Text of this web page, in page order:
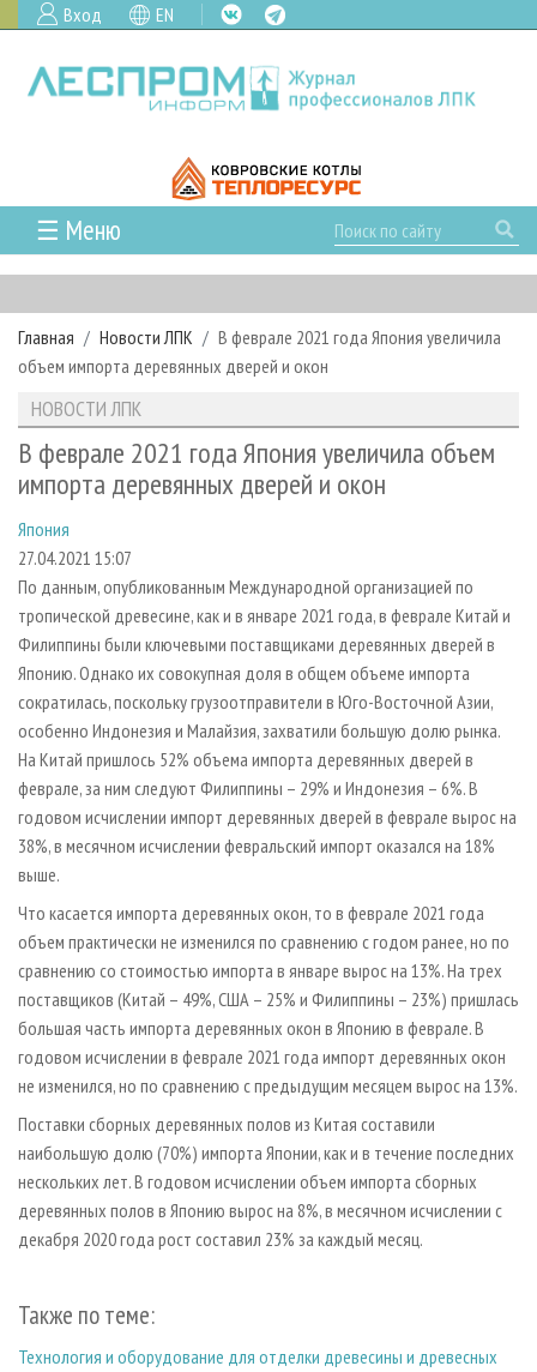
Вход EN
☰ Меню
ГЛАВНАЯ
РУБРИКИ И ТЕМЫ
РУБРИКИ ЖУРНАЛА
ЛЕСОЗАГОТОВКА
ЛЕСОПИЛЕНИЕ
СУШКА ДРЕВЕСИНЫ
ПРОИЗВОДСТВО ДРЕВЕСНЫХ ПЛИТ
ДЕРЕВЯННОЕ ДОМОСТРОЕНИЕ
ПРОИЗВОДСТВО МЕБЕЛИ
БИОЭНЕРГЕТИКА
ЦБП
ИНСТРУМЕНТ И МАТЕРИАЛЫ
НОВОСТИ
НОВОСТИ ЛПК
НОВОСТИ ЖУРНАЛА
ПРОЕКТЫ ЛПИ
АНАЛИТИКА
ПРЕДПРИЯТИЯ ЛПК
ПЕРСОНЫ
МОБИЛЬНЫЕ ВЫСТАВКИ
ОФИЦИАЛЬНЫЕ ДЕЛЕГАЦИИ
ПРИОРИТЕТНЫЕ ИНВЕСТПРОЕКТЫ
RUSSIAN FORESTRY REVIEW
ГАЗЕТА ЛЕСПРОМФОРУМ
БИБЛИОТЕКА СПЕЦИАЛИСТА
АРХИВ
АРХИВ ЖУРНАЛОВ
О ЖУРНАЛЕ
КОНТАКТЫ
РЕКЛАМОДАТЕЛЯМ
РЕКЛАМА
РЕКЛАМА НА САЙТЕ
Главная Новости ЛПК
В феврале 2021 года Япония увеличила
объем импорта деревянных дверей и окон
НОВОСТИ ЛПК
В феврале 2021 года Япония увеличила объем
импорта деревянных дверей и окон
Япония
27.04.2021 15:07
По данным, опубликованным Международной организацией по
тропической древесине, как и в январе 2021 года, в феврале Китай и
Филиппины были ключевыми поставщиками деревянных дверей в
Японию. Однако их совокупная доля в общем объеме импорта
сократилась, поскольку грузоотправители в Юго-Восточной Азии,
особенно Индонезия и Малайзия, захватили большую долю рынка.
На Китай пришлось 52% объема импорта деревянных дверей в
феврале, за ним следуют Филиппины – 29% и Индонезия – 6%. В
годовом исчислении импорт деревянных дверей в феврале вырос на
38%, в месячном исчислении февральский импорт оказался на 18%
выше.
Что касается импорта деревянных окон, то в феврале 2021 года
объем практически не изменился по сравнению с годом ранее, но по
сравнению со стоимостью импорта в январе вырос на 13%. На трех
поставщиков (Китай – 49%, США – 25% и Филиппины – 23%) пришлась
большая часть импорта деревянных окон в Японию в феврале. В
годовом исчислении в феврале 2021 года импорт деревянных окон
не изменился, но по сравнению с предыдущим месяцем вырос на 13%.
Поставки сборных деревянных полов из Китая составили
наибольшую долю (70%) импорта Японии, как и в течение последних
нескольких лет. В годовом исчислении объем импорта сборных
деревянных полов в Японию вырос на 8%, в месячном исчислении с
декабря 2020 года рост составил 23% за каждый месяц.
Также по теме:
Технология и оборудование для отделки древесины и древесных